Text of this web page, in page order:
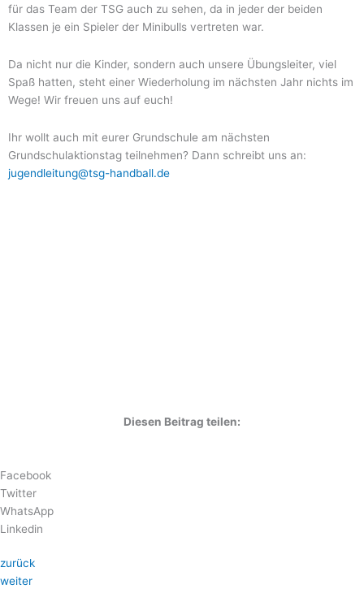
für das Team der TSG auch zu sehen, da in jeder der beiden
Klassen je ein Spieler der Minibulls vertreten war.
Da nicht nur die Kinder, sondern auch unsere Übungsleiter, viel
Spaß hatten, steht einer Wiederholung im nächsten Jahr nichts im
Wege! Wir freuen uns auf euch!
Ihr wollt auch mit eurer Grundschule am nächsten
Grundschulaktionstag teilnehmen? Dann schreibt uns an:
jugendleitung@tsg-handball.de
Diesen Beitrag teilen:
Facebook
Twitter
WhatsApp
Linkedin
zurück
weiter